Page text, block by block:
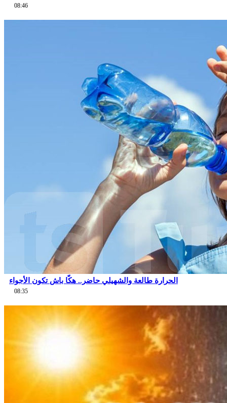
08:46
الحرارة طالعة والشهيلي حاضر.. هكّا باش تكون الأجواء
08:35